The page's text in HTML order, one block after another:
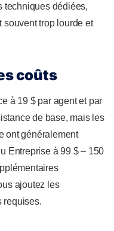
techniques dédiées,
souvent trop lourde et
coûts
à 19 $ par agent et par
de base, mais les
ont généralement
Entreprise à 99 $ – 150
ajoutez les
requises.